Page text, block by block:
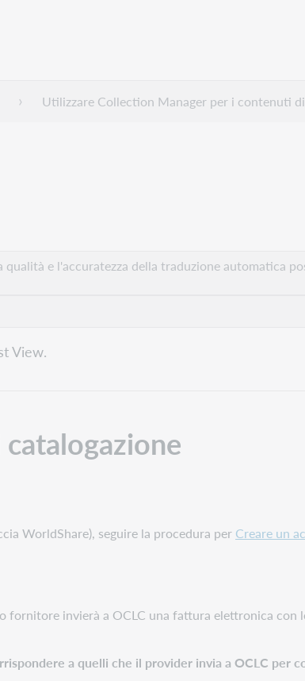
Utilizzare Collection Manager per i contenuti
e l'accuratezza della traduzione automatica
View.
WorldShare), seguire la procedura per Creare un
invierà a OCLC una fattura elettronica con
a quelli che il provider invia a OCLC per